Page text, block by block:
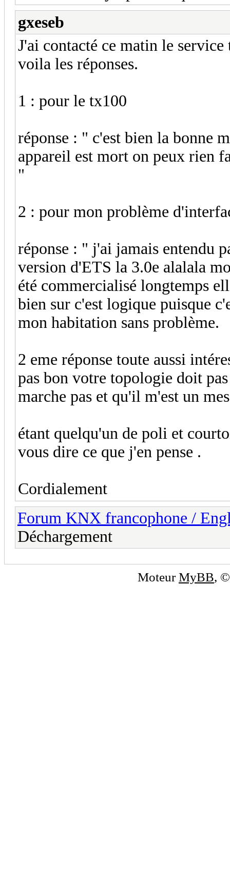
gxeseb
J'ai contacté ce matin le
voila les réponses.
1 : pour le tx100
réponse : " c'est bien la bonne
appareil est mort on peux rien
"
2 : pour mon problème
réponse : " j'ai jamais entendu
version d'ETS la 3.0e alalala
été commercialisé longtemps
bien sur c'est logique puisque
mon habitation sans problème.
2 eme réponse toute aussi
pas bon votre topologie doit
marche pas et qu'il m'est un
étant quelqu'un de poli et
vous dire ce que j'en pense .
Cordialement
Forum KNX francophone /
Déchargement
MoteurMyBB,